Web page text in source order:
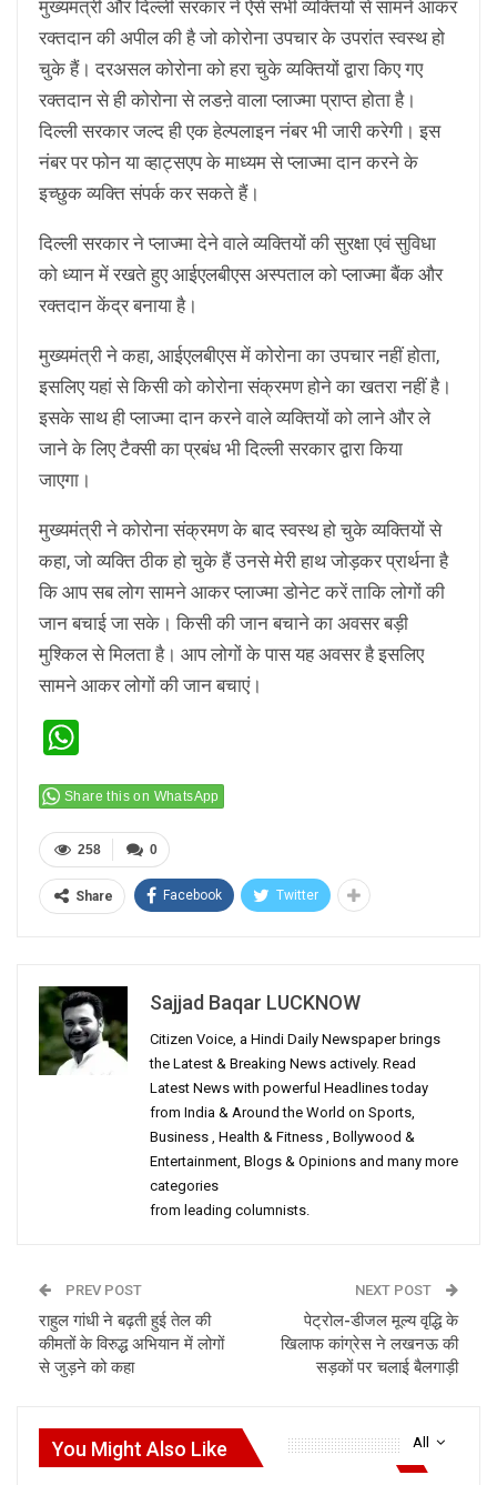
मुख्यमंत्री और दिल्ली सरकार ने ऐसे सभी व्यक्तियों से सामने आकर
रक्तदान की अपील की है जो कोरोना उपचार के उपरांत स्वस्थ हो
चुके हैं। दरअसल कोरोना को हरा चुके व्यक्तियों द्वारा किए गए
रक्तदान से ही कोरोना से लडऩे वाला प्लाज्मा प्राप्त होता है।
दिल्ली सरकार जल्द ही एक हेल्पलाइन नंबर भी जारी करेगी। इस
नंबर पर फोन या व्हाट्सएप के माध्यम से प्लाज्मा दान करने के
इच्छुक व्यक्ति संपर्क कर सकते हैं।
दिल्ली सरकार ने प्लाज्मा देने वाले व्यक्तियों की सुरक्षा एवं सुविधा
को ध्यान में रखते हुए आईएलबीएस अस्पताल को प्लाज्मा बैंक और
रक्तदान केंद्र बनाया है।
मुख्यमंत्री ने कहा, आईएलबीएस में कोरोना का उपचार नहीं होता,
इसलिए यहां से किसी को कोरोना संक्रमण होने का खतरा नहीं है।
इसके साथ ही प्लाज्मा दान करने वाले व्यक्तियों को लाने और ले
जाने के लिए टैक्सी का प्रबंध भी दिल्ली सरकार द्वारा किया
जाएगा।
मुख्यमंत्री ने कोरोना संक्रमण के बाद स्वस्थ हो चुके व्यक्तियों से
कहा, जो व्यक्ति ठीक हो चुके हैं उनसे मेरी हाथ जोड़कर प्रार्थना है
कि आप सब लोग सामने आकर प्लाज्मा डोनेट करें ताकि लोगों की
जान बचाई जा सके। किसी की जान बचाने का अवसर बड़ी
मुश्किल से मिलता है। आप लोगों के पास यह अवसर है इसलिए
सामने आकर लोगों की जान बचाएं।
Share this on WhatsApp
0
258
Share Facebook Twitter
Sajjad Baqar LUCKNOW
Citizen Voice, a Hindi Daily Newspaper brings
the Latest & Breaking News actively. Read
Latest News with powerful Headlines today
from India & Around the World on Sports,
Business , Health & Fitness , Bollywood &
Entertainment, Blogs & Opinions and many more
categories
from leading columnists.
PREV POST
राहुल गांधी ने बढ़ती हुई तेल की
कीमतों के विरुद्ध अभियान में लोगों
से जुड़ने को कहा
NEXT POST
पेट्रोल-डीजल मूल्य वृद्धि के
खिलाफ कांग्रेस ने लखनऊ की
सड़कों पर चलाई बैलगाड़ी
All
You Might Also Like